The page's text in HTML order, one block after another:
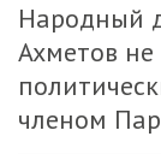
Народный
Ахметов
членом